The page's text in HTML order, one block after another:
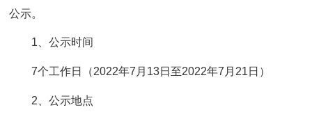
公示。
1、公示时间
7个工作日（2022年7月13日至2022年7月21日）
2、公示地点